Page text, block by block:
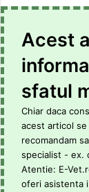
Acest
sfatul
Chiar daca
acest articol
recomandam
specialist - ex.
Atentie: E-
oferi asistenta